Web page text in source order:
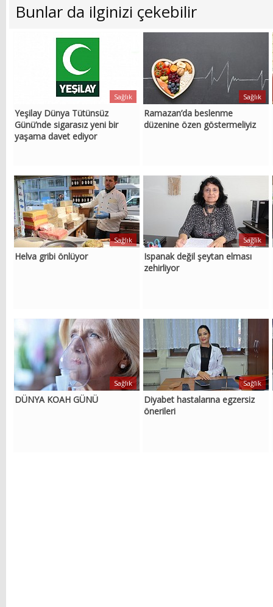
Bunlar da ilginizi çekebilir
Yeşilay Dünya Tütünsüz
Günü’nde sigarasız yeni bir
yaşama davet ediyor
Sağlık
Ramazan’da beslenme
düzenine özen göstermeliyiz
Sağlık
Helva gribi önlüyor
Sağlık
Ispanak değil şeytan elması
zehirliyor
Sağlık
DÜNYA KOAH GÜNÜ
Sağlık
Diyabet hastalarına egzersiz
önerileri
Sağlık